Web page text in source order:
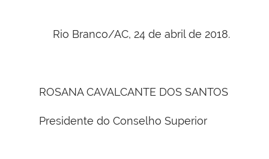
Rio Branco/AC, 24 de abril de 2018.
ROSANA CAVALCANTE DOS SANTOS
Presidente do Conselho Superior